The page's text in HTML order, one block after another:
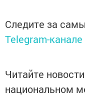
Следите за
Telegram-канале
Читайте
национальном